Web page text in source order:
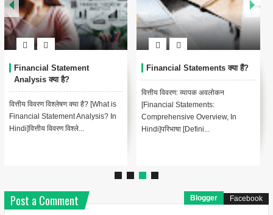
Financial Statement
Analysis क्या है?
वित्तीय विवरण विश्लेषण क्या है? [What is
Financial Statement Analysis? In
Hindi]वित्तीय विवरण विश्ले...
Financial Statements क्या हैं?
वित्तीय विवरण: व्यापक अवलोकन
[Financial Statements:
Comprehensive Overview, In
Hindi]परिभाषा [Defini...
Post a Comment Blogger Facebook